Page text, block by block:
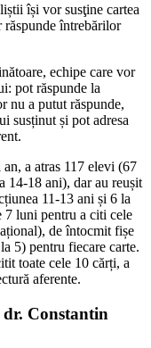
își vor susţine cartea
întrebărilor
echipe care vor
pot răspunde la
nu a putut răspunde,
susținut și pot adresa
a atras 117 elevi (67
14-18 ani), dar au reușit
11-13 ani și 6 la
7 luni pentru a citi cele
de întocmit fișe
5) pentru fiecare carte.
toate cele 10 cărți, a
aferente.
Constantin